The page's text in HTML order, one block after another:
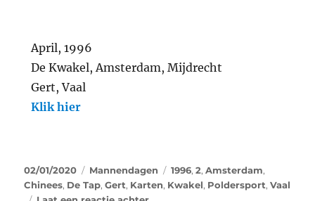
April, 1996
De Kwakel, Amsterdam, Mijdrecht
Gert, Vaal
Klik hier
02/01/2020 Mannendagen 1996,2,Amsterdam,
Chinees, De Tap,Gert, Karten, Kwakel, Poldersport,Vaal